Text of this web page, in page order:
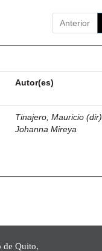
Anterior
Autor(es)
Tinajero, Mauricio (dir)
Johanna Mireya
de Quito,